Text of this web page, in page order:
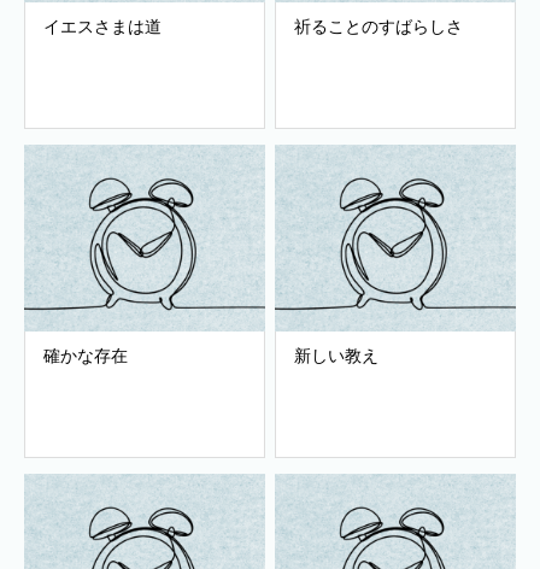
イエスさまは道 祈ることのすばらしさ
確かな存在 新しい教え